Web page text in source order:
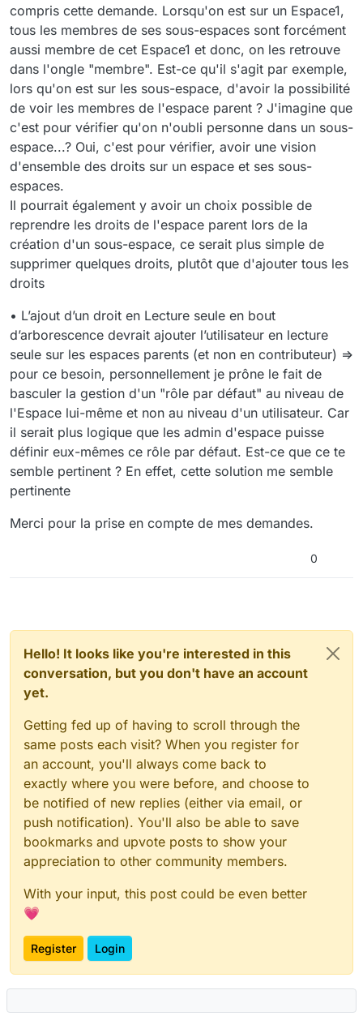
Avoir une liste récapitulative des membres
d’un espace et des sous-espaces => je n'ai
pas très bien compris cette demande.
Lorsqu'on est sur un Espace1, tous les
membres de ses sous-espaces sont
forcément aussi membre de cet Espace1 et
donc, on les retrouve dans l'ongle "membre".
Est-ce qu'il s'agit par exemple, lors qu'on est
sur les sous-espace, d'avoir la possibilité de
voir les membres de l'espace parent ?
J'imagine que c'est pour vérifier qu'on
L’ajout d’un droit en Lecture seule en bout
d’arborescence devrait ajouter l’utilisateur en
lecture seule sur les espaces parents (et non
en contributeur) => pour ce besoin,
personnellement je prône le fait de basculer
utilisateur. Car il serait plus logique que les
rôle par défaut. Est-ce que ce te semble
pertinent ? Aussi, il peut arriver qu'on soit
admin d'un espace et en lecture seule dans
un sous espace, d'où aussi l'idée de gérer ça
au niveau d'un choix à faire sur chaque
espace. Dans tous les cas, il faut que cela
soit plus visible, lorsqu'on ajout un memebre.
Pouvoir ajouter/modifier les droits sur les
emplacements depuis la liste utilisateurs,
onglet Emplacement => oui, nous avons
5003).
sur une liste utilisateurs, => même chose que
remarque en interne pour une future version
(GOFAST-7146).
compris cette demande. Lorsqu'on est sur un Espace1,
tous les membres de ses sous-espaces sont forcément
aussi membre de cet Espace1 et donc, on les retrouve
dans l'ongle "membre". Est-ce qu'il s'agit par exemple,
lors qu'on est sur les sous-espace, d'avoir la possibilité
de voir les membres de l'espace parent ? J'imagine que
c'est pour vérifier qu'on n'oubli personne dans un sous-
espace...? Oui, c'est pour vérifier, avoir une vision
d'ensemble des droits sur un espace et ses sous-
espaces.
Il pourrait également y avoir un choix possible de
reprendre les droits de l'espace parent lors de la
création d'un sous-espace, ce serait plus simple de
supprimer quelques droits, plutôt que d'ajouter tous les
droits
• L’ajout d’un droit en Lecture seule en bout
d’arborescence devrait ajouter l’utilisateur en lecture
seule sur les espaces parents (et non en contributeur) =>
pour ce besoin, personnellement je prône le fait de
basculer la gestion d'un "rôle par défaut" au niveau de
l'Espace lui-même et non au niveau d'un utilisateur. Car
il serait plus logique que les admin d'espace puisse
définir eux-mêmes ce rôle par défaut. Est-ce que ce te
semble pertinent ? En effet, cette solution me semble
pertinente
Merci pour la prise en compte de mes demandes.
0
Hello! It looks like you're interested in this
conversation, but you don't have an account
yet.
Getting fed up of having to scroll through the
same posts each visit? When you register for
an account, you'll always come back to
exactly where you were before, and choose to
be notified of new replies (either via email, or
push notification). You'll also be able to save
bookmarks and upvote posts to show your
appreciation to other community members.
With your input, this post could be even better
💗
Register Login